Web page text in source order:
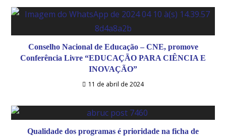
Conselho Nacional de Educação – CNE, promove
Conferência Livre “EDUCAÇÃO PARA CIÊNCIA E
INOVAÇÃO”
11 de abril de 2024
Qualidade dos programas é prioridade na ficha de